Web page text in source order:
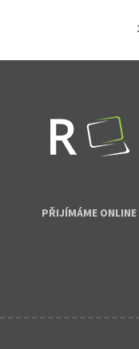
PŘIJÍMÁME